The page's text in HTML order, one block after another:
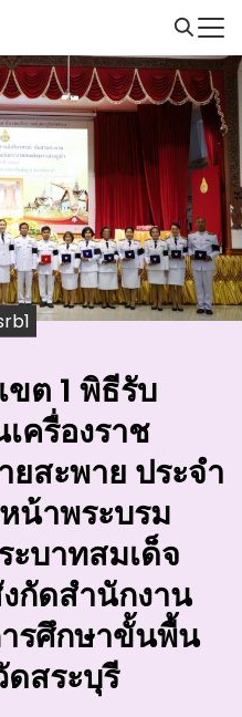
ขต 1 พิธีรับ
ครื่องราช
สะพาย ประจำ
น้าพระบรม
บาทสมเด็จ
กัดสำนักงาน
รศึกษาขั้นพื้น
สระบุรี